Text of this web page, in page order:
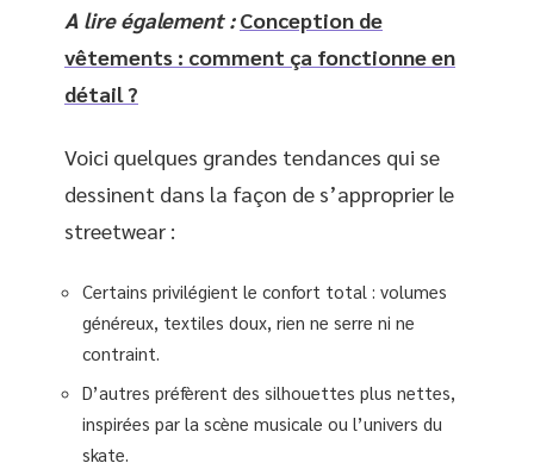
A lire également : Conception de
vêtements : comment ça fonctionne en
détail ?
Voici quelques grandes tendances qui se
dessinent dans la façon de s’approprier le
streetwear :
Certains privilégient le confort total : volumes
généreux, textiles doux, rien ne serre ni ne
contraint.
D’autres préfèrent des silhouettes plus nettes,
inspirées par la scène musicale ou l’univers du
skate.